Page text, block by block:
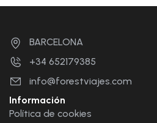
BARCELONA
+34 652179385
info@forestviajes.com
Información
Política de cookies